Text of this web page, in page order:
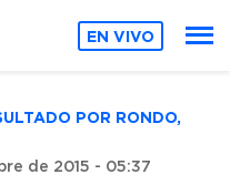
EN VIVO
POR RONDO,
de 2015 - 05:37